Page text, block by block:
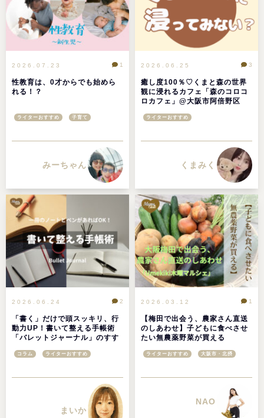
2026.07.23
性教育は、0才からでも始めら
れる！？
1
ライターおすすめ 子育て
みーちゃん
2026.06.25
癒し度100％♡くまと森の世界
観に浸れるカフェ「森のコロコ
ロカフェ」@大阪市阿倍野区
3
ライターおすすめ
くまみく
2026.06.24
「書く」だけで頭スッキリ、行
動力UP！書いて整える手帳術
「バレットジャーナル」のすす
2
コラム ライターおすすめ
まいか
2026.03.12
【梅田で出会う、農家さん直送
のしあわせ】子どもに食べさせ
たい無農薬野菜が買える
ランフロント大阪
1
ライターおすすめ 大阪市・北摂
NAO